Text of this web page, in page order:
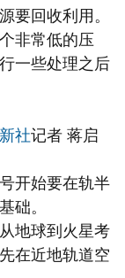
回收利用。
非常低的压
一些处理之后
社记者 蒋启
开始要在轨半
础。
地球到火星考
在近地轨道空